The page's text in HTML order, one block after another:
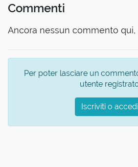
Commenti
Ancora nessun commento qui,
Per poter lasciare un
utente
Iscriviti o accedi